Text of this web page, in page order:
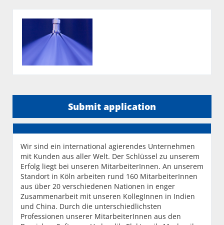
Submit application
Wir sind ein international agierendes Unternehmen
mit Kunden aus aller Welt. Der Schlüssel zu unserem
Erfolg liegt bei unseren MitarbeiterInnen. An unserem
Standort in Köln arbeiten rund 160 MitarbeiterInnen
aus über 20 verschiedenen Nationen in enger
Zusammenarbeit mit unseren KollegInnen in Indien
und China. Durch die unterschiedlichsten
Professionen unserer MitarbeiterInnen aus den